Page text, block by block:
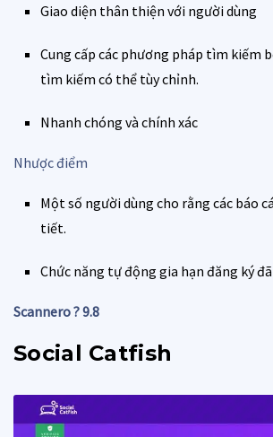
Giao diện thân thiện với người dùng
Cung cấp các phương pháp tìm kiếm
tìm kiếm có thể tùy chỉnh.
Nhanh chóng và chính xác
Nhược điểm
Một số người dùng cho rằng các báo
tiết.
Chức năng tự động gia hạn đăng ký
Scannero ? 9.8
Social Catfish